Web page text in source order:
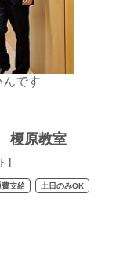
です
榎原教室
】
費支給 土日のみOK